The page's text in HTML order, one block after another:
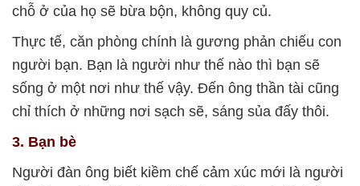
chỗ ở của họ sẽ bừa bộn, không quy củ.
Thực tế, căn phòng chính là gương phản chiếu con
người bạn. Bạn là người như thế nào thì bạn sẽ
sống ở một nơi như thế vậy. Đến ông thần tài cũng
chỉ thích ở những nơi sạch sẽ, sáng sủa đấy thôi.
3. Bạn bè
Người đàn ông biết kiềm chế cảm xúc mới là người